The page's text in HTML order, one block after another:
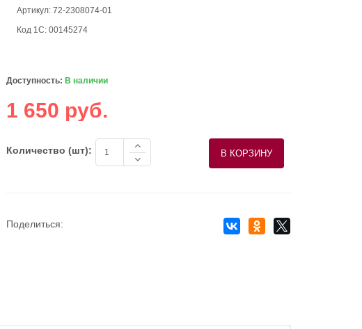
Артикул: 72-2308074-01
Код 1С: 00145274
Доступность: В наличии
1 650 руб.
Количество (шт):
Поделиться: